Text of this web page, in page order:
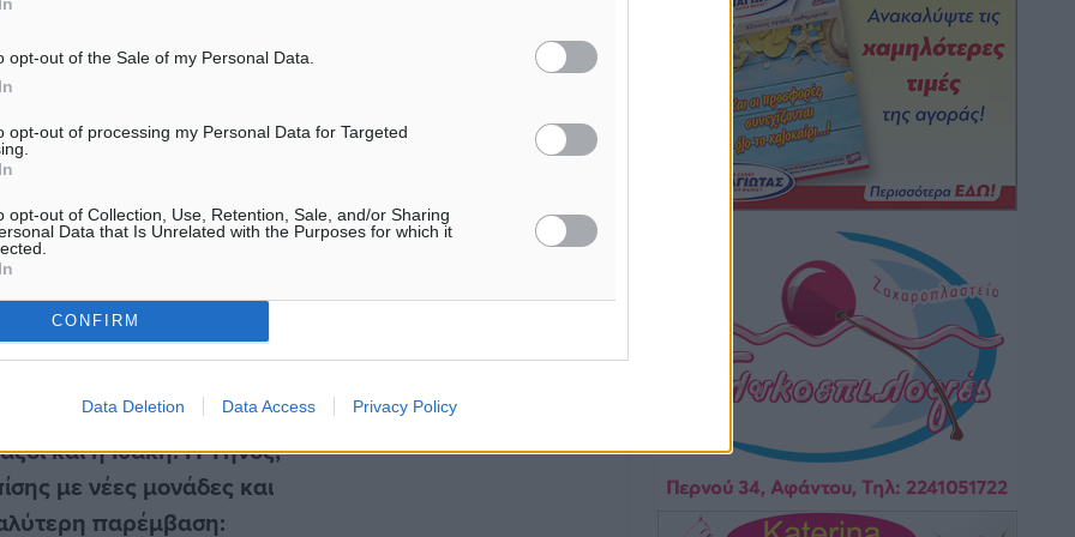
opt-out of the Sale of my Personal Data.
opt-out of processing my Personal Data for Targeted
opt-out of Collection, Use, Retention, Sale, and/or Sharing
Data that Is Unrelated with the Purposes for which it
CONFIRM
Data Deletion Data Access Privacy Policy
νησιωτικούς δήμους
λίστα προτεραιότητας
η Τήνος, η Πάτμος, η
η Κάρπαθος, το
η Κέρκυρα, η
εντύπωση
κι αυτή
ιδιαιτερότητες κάθε
μέτρων ημερησίως
κρίσιμες
και η Ιθάκη. Η Τήνος,
με νέες μονάδες και
παρέμβαση:
Τοπικές Ειδήσεις• πριν 5 ώρες
Iατρικός Σύλλογος Ροδου προς Α.
Γεωργιάδη: Στρατηγικές Προτάσεις για
την Ενίσχυση της Δημόσιας Υγείας στη
Νησιωτική Ελλάδα και στα
Νοσοκομεία της Γ΄ Ζώνης
πριν 5 ώρες
Πάνθηρες: Ξεκίνησαν αισιόδοξοι για
την παρθενική “πτήση” τους
Αθλητικά• πριν 6 ώρες
Άρης Αρχαγγέλου: Στο πλευρό του
άτυχου Ιάκωβου Θωμά
Αθλητικά πριν 6 ώρες